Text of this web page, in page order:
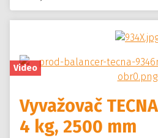
E-SHOP
Video
Vyvažovač
4 kg, 2500 mm